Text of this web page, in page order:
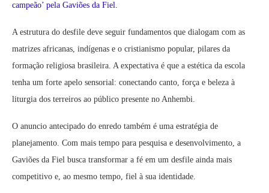
campeão’ pela Gaviões da Fiel.
A estrutura do desfile deve seguir fundamentos que dialogam com as
matrizes africanas, indígenas e o cristianismo popular, pilares da
formação religiosa brasileira. A expectativa é que a estética da escola
tenha um forte apelo sensorial: conectando canto, força e beleza à
liturgia dos terreiros ao público presente no Anhembi.
O anuncio antecipado do enredo também é uma estratégia de
planejamento. Com mais tempo para pesquisa e desenvolvimento, a
Gaviões da Fiel busca transformar a fé em um desfile ainda mais
competitivo e, ao mesmo tempo, fiel à sua identidade.